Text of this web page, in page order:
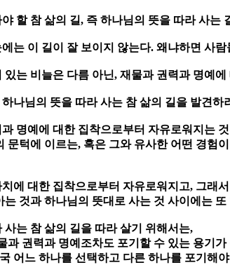
할 참 삶의 길, 즉 하나님의 뜻을 따라 사는
는 이 길이 잘 보이지 않는다. 왜냐하면 사
있는 비늘은 다름 아닌, 재물과 권력과 명예
나님의 뜻을 따라 사는 참 삶의 길을 발견
명예에 대한 집착으로부터 자유로워지는
문턱에 이르는, 혹은 그와 유사한 어떤 경험
에 대한 집착으로부터 자유로워지고, 그래
는 것과 하나님의 뜻대로 사는 것 사이에는
사는 참 삶의 길을 따라 살기 위해서는,
과 권력과 명예조차도 포기할 수 있는 용기
어느 하나를 선택하고 다른 하나를 포기해